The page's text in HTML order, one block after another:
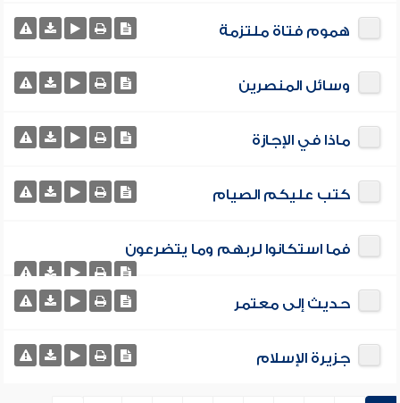
هموم فتاة ملتزمة
وسائل المنصرين
ماذا في الإجازة
كتب عليكم الصيام
فما استكانوا لربهم وما يتضرعون
حديث إلى معتمر
جزيرة الإسلام